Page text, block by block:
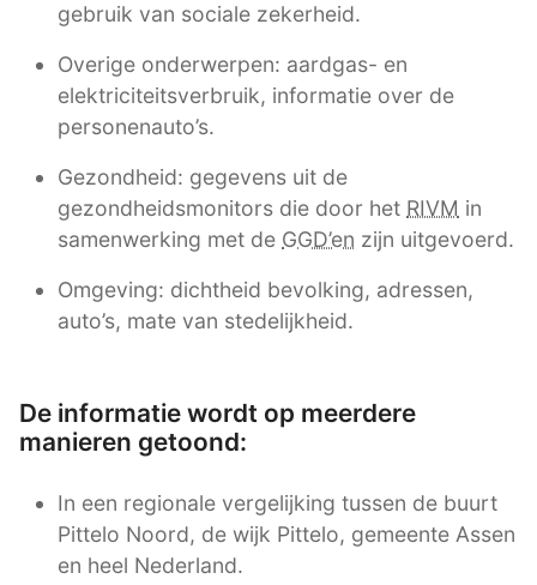
gebruik van sociale zekerheid.
Overige onderwerpen: aardgas- en
elektriciteitsverbruik, informatie over de
personenauto’s.
Gezondheid: gegevens uit de
gezondheidsmonitors die door het RIVM in
samenwerking met de GGD’en zijn uitgevoerd.
Omgeving: dichtheid bevolking, adressen,
auto’s, mate van stedelijkheid.
De informatie wordt op meerdere
manieren getoond:
In een regionale vergelijking tussen de buurt
Pittelo Noord, de wijk Pittelo, gemeente Assen
en heel Nederland.